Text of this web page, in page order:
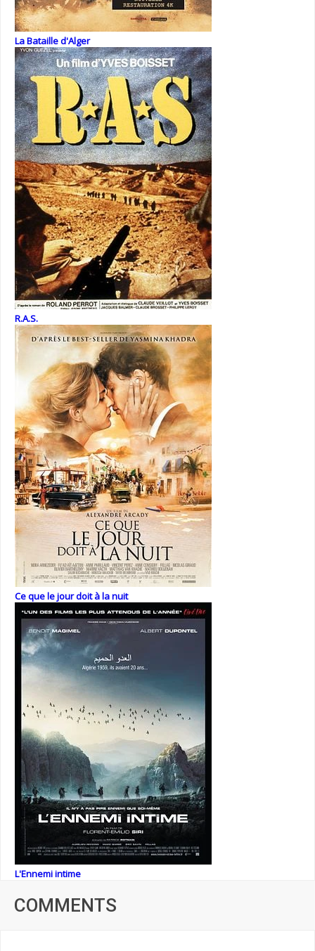
La Bataille d'Alger
R.A.S.
Ce que le jour doit à la nuit
L'Ennemi intime
COMMENTS